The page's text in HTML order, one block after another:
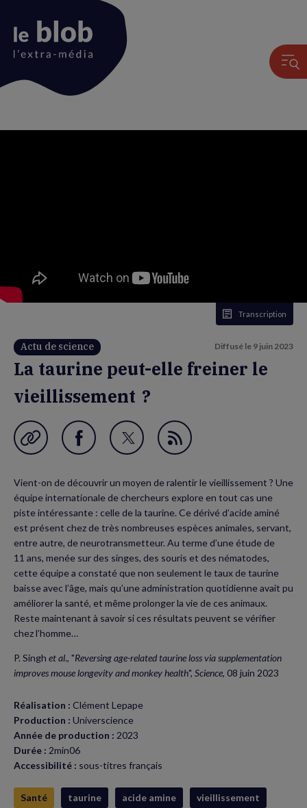
Transcription
Actu de science Diffusé le 9 juin 2023
La taurine peut-elle freiner le
vieillissement ?
Garder en favori
Partager
Facebook
(nouvelle
fenêtre)
Partager
Twitter
(nouvelle
fenêtre)
Flux
Vient-on de découvrir un moyen de ralentir le vieillissement ? Une
équipe internationale de chercheurs explore en tout cas une
piste intéressante : celle de la taurine. Ce dérivé d’acide aminé
est présent chez de très nombreuses espèces animales, servant,
entre autre, de neurotransmetteur. Au terme d’une étude de
11 ans, menée sur des singes, des souris et des nématodes,
cette équipe a constaté que non seulement le taux de taurine
baisse avec l’âge, mais qu’une administration quotidienne avait pu
améliorer la santé, et même prolonger la vie de ces animaux.
Reste maintenant à savoir si ces résultats peuvent se vérifier
chez l’homme…
P. Singh et al., "Reversing age-related taurine loss via supplementation
improves mouse longevity and monkey health", Science, 08 juin 2023
Réalisation : Clément Lepape
Production : Universcience
Année de production : 2023
Durée : 2min06
Accessibilité : sous-titres français
Santé taurine acide amine
vieillissement